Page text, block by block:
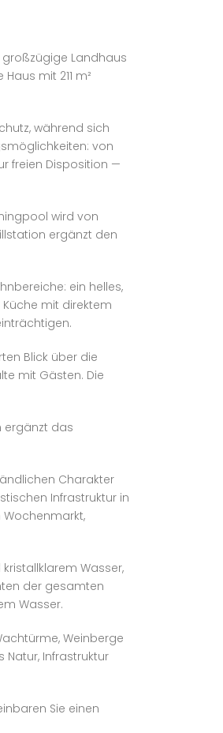
Landhaus
mit 211 m²
während sich
von
freien Disposition —
wird von
ergänzt den
ein helles,
mit direktem
Blick über die
mit Gästen. Die
ergänzt das
Charakter
Infrastruktur in
Wasser,
der gesamten
Wasser.
Weinberge
Infrastruktur
Sie einen